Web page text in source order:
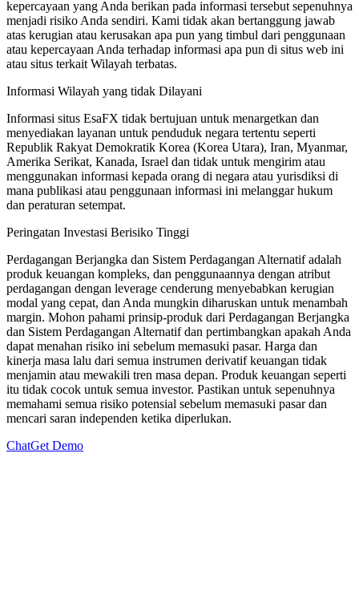
kepercayaan yang Anda berikan pada informasi tersebut sepenuhnya
menjadi risiko Anda sendiri. Kami tidak akan bertanggung jawab
atas kerugian atau kerusakan apa pun yang timbul dari penggunaan
atau kepercayaan Anda terhadap informasi apa pun di situs web ini
atau situs terkait Wilayah terbatas.
Informasi Wilayah yang tidak Dilayani
Informasi situs EsaFX tidak bertujuan untuk menargetkan dan
menyediakan layanan untuk penduduk negara tertentu seperti
Republik Rakyat Demokratik Korea (Korea Utara), Iran, Myanmar,
Amerika Serikat, Kanada, Israel dan tidak untuk mengirim atau
menggunakan informasi kepada orang di negara atau yurisdiksi di
mana publikasi atau penggunaan informasi ini melanggar hukum
dan peraturan setempat.
Peringatan Investasi Berisiko Tinggi
Perdagangan Berjangka dan Sistem Perdagangan Alternatif adalah
produk keuangan kompleks, dan penggunaannya dengan atribut
perdagangan dengan leverage cenderung menyebabkan kerugian
modal yang cepat, dan Anda mungkin diharuskan untuk menambah
margin. Mohon pahami prinsip-produk dari Perdagangan Berjangka
dan Sistem Perdagangan Alternatif dan pertimbangkan apakah Anda
dapat menahan risiko ini sebelum memasuki pasar. Harga dan
kinerja masa lalu dari semua instrumen derivatif keuangan tidak
menjamin atau mewakili tren masa depan. Produk keuangan seperti
itu tidak cocok untuk semua investor. Pastikan untuk sepenuhnya
memahami semua risiko potensial sebelum memasuki pasar dan
mencari saran independen ketika diperlukan.
ChatGet Demo